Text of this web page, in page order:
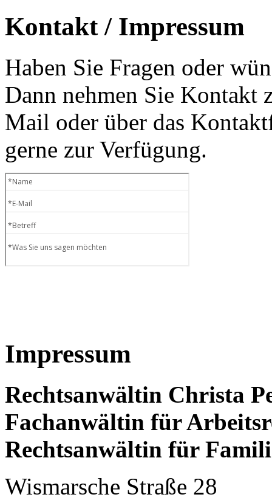
Kontakt / Impressum
Haben Sie Fragen oder
Dann nehmen Sie Kontakt
Mail oder über das
gerne zur Verfügung.
Impressum
Rechtsanwältin Christa
Fachanwältin für
Rechtsanwältin für
Wismarsche Straße 28